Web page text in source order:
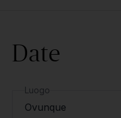
Date
Luogo
Ovunque